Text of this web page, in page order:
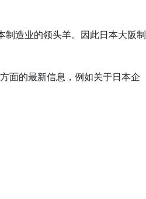
造业的领头羊。因此日本大阪制
面的最新信息，例如关于日本企